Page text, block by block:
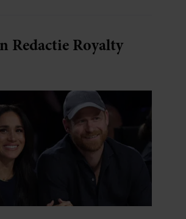
Redactie Royalty